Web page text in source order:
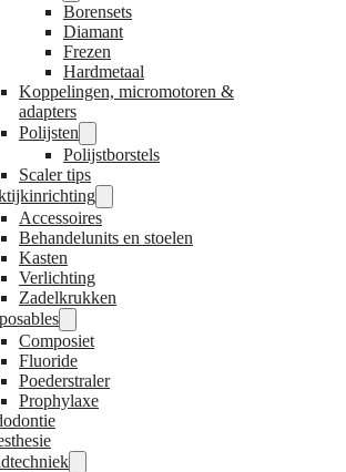
Borensets
Diamant
Frezen
Hardmetaal
Koppelingen, micromotoren &
adapters
Polijsten
Polijstborstels
Scaler tips
Accessoires
Behandelunits en stoelen
Kasten
Verlichting
Zadelkrukken
Composiet
Fluoride
Poederstraler
Prophylaxe